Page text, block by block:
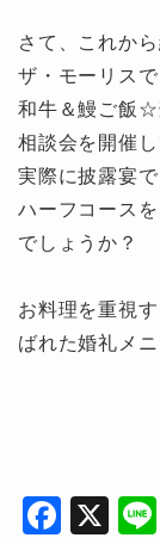
さて、これか
ザ・モーリス
和牛＆鰻ご飯☆
相談会を開催し
実際に披露宴
ハーフコース
でしょうか？
お料理を重視
ばれた婚礼メ
F
X